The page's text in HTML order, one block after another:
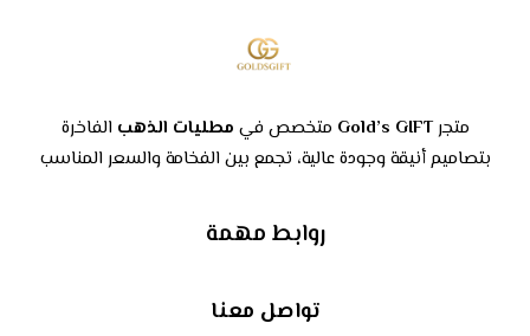
متجرGold’s GIFT متخصص في مطليات الذهب الفاخرة
بتصاميم أنيقة وجودة عالية، تجمع بين الفخامة والسعر المناسب
روابط مهمة
تواصل معنا